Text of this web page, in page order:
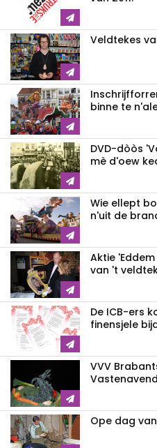
Veldtekes
binne te
DVD-dòòs
mè d'oew
Wie ellept
n'uit de
Aktie
van 't
De ICB-ers
finensjele
VVV
Ope dag